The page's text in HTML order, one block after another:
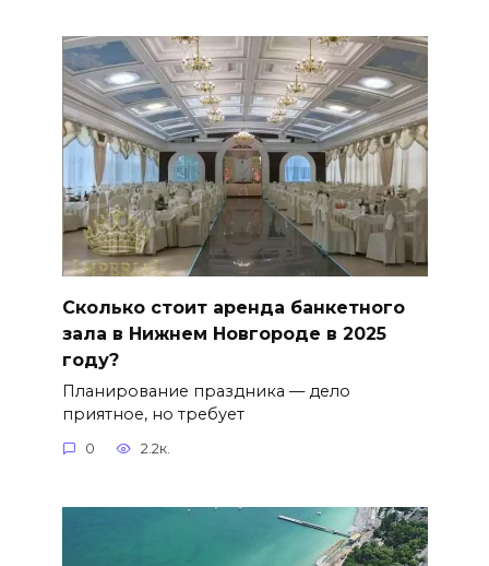
Сколько стоит аренда банкетного
зала в Нижнем Новгороде в 2025
году?
Планирование праздника — дело
приятное, но требует
0 2.2к.